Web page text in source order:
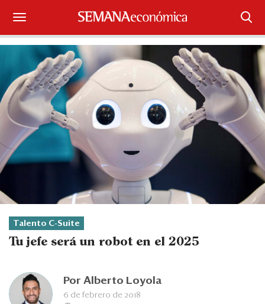
Suscríbase
Iniciar sesión
Portada
¿Qué está pasando?
Sectores y Empresas
Legal y Política
Blogs
Talento C-Suite
Tu jefe será un robot en el 2025
Por Alberto Loyola
6 de febrero de 2018